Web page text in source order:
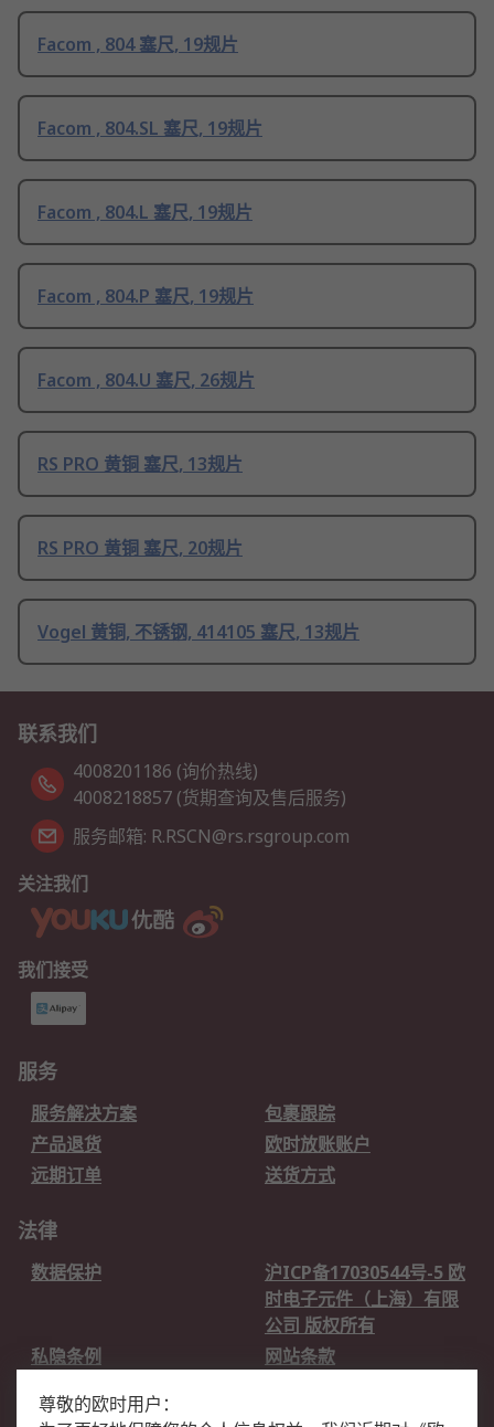
Facom , 804 塞尺, 19规片
Facom , 804.SL 塞尺, 19规片
Facom , 804.L 塞尺, 19规片
Facom , 804.P 塞尺, 19规片
Facom , 804.U 塞尺, 26规片
RS PRO 黄铜 塞尺, 13规片
RS PRO 黄铜 塞尺, 20规片
Vogel 黄铜, 不锈钢, 414105 塞尺, 13规片
联系我们
4008201186 (询价热线)
4008218857 (货期查询及售后服务)
服务邮箱: R.RSCN@rs.rsgroup.com
关注我们
我们接受
服务
服务解决方案
包裹跟踪
产品退货
欧时放账账户
远期订单
送货方式
法律
数据保护
沪ICP备17030544号-5 欧
时电子元件（上海）有限
公司 版权所有
私隐条例
网站条款
尊敬的欧时用户：